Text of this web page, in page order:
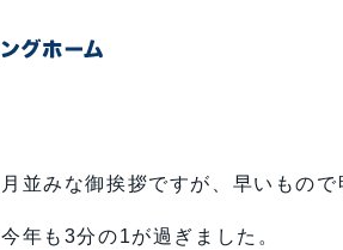
早いもので・・・
月並みな御挨拶ですが、早いもので
今年も3分の1が過ぎました。